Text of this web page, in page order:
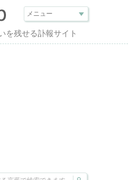
を残せる訃報サイト